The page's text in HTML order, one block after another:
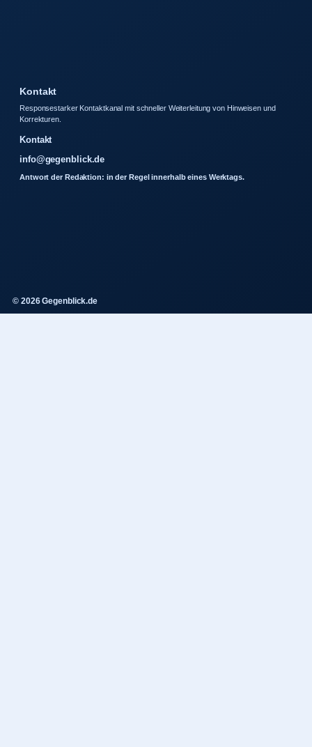
Kontakt
Responsestarker Kontaktkanal mit schneller Weiterleitung von Hinweisen und
Korrekturen.
Kontakt
info@gegenblick.de
Antwort der Redaktion: in der Regel innerhalb eines Werktags.
© 2026 Gegenblick.de